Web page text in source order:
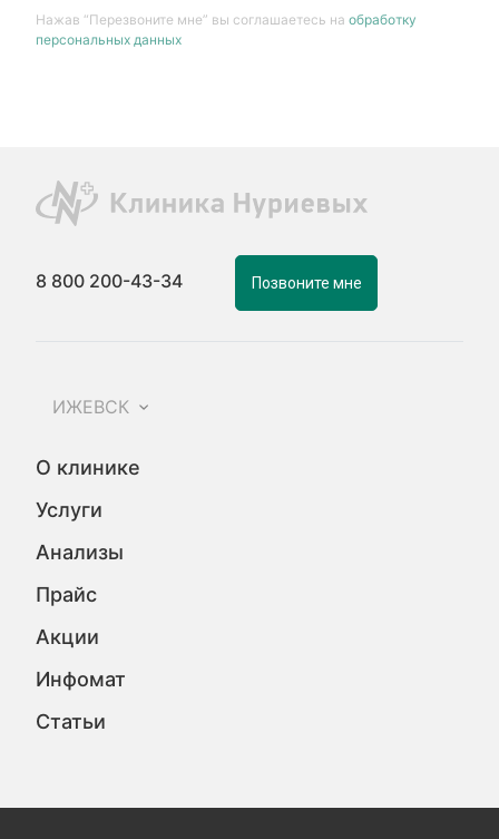
Нажав “Перезвоните мне” вы соглашаетесь наобработку
персональных данных
8 800 200-43-34 Позвоните мне
ИЖЕВСК
О клинике
Услуги
Анализы
Прайс
Акции
Инфомат
Статьи